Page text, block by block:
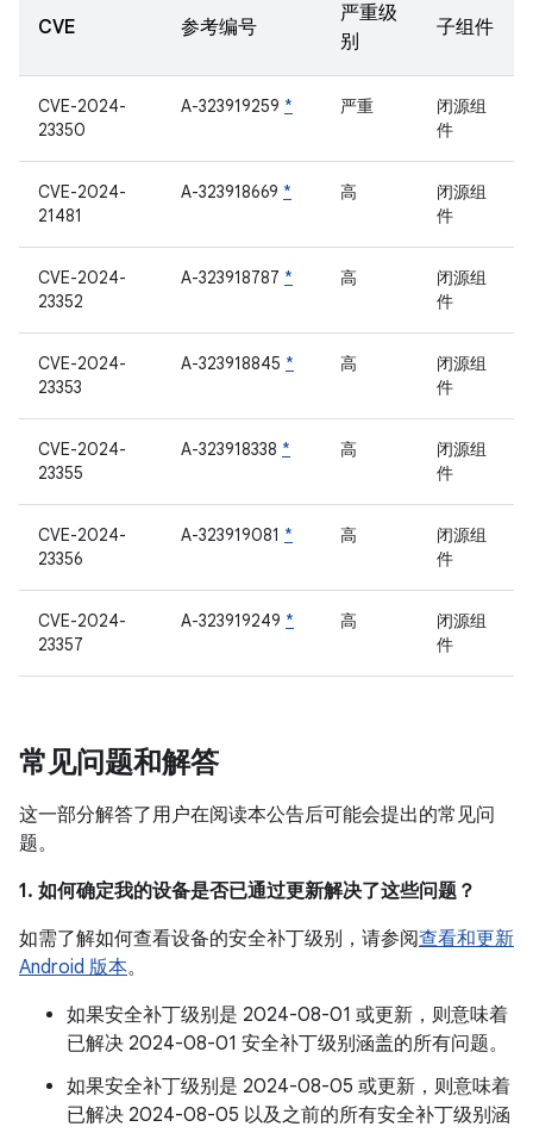
CVE 参考编号
严重级
别
子组件
CVE-2024-
23350
A-323919259 * 严重
闭源组
件
CVE-2024-
21481
A-323918669 * 高
闭源组
件
CVE-2024-
23352
A-323918787 * 高
闭源组
件
CVE-2024-
23353
A-323918845 * 高
闭源组
件
CVE-2024-
23355
A-323918338 * 高
闭源组
件
CVE-2024-
23356
A-323919081 * 高
闭源组
件
CVE-2024-
23357
A-323919249 * 高
闭源组
件
常见问题和解答
这一部分解答了用户在阅读本公告后可能会提出的常见问
题。
1. 如何确定我的设备是否已通过更新解决了这些问题？
如需了解如何查看设备的安全补丁级别，请参阅查看和更新
Android 版本。
如果安全补丁级别是 2024-08-01 或更新，则意味着
已解决 2024-08-01 安全补丁级别涵盖的所有问题。
如果安全补丁级别是 2024-08-05 或更新，则意味着
已解决 2024-08-05 以及之前的所有安全补丁级别涵